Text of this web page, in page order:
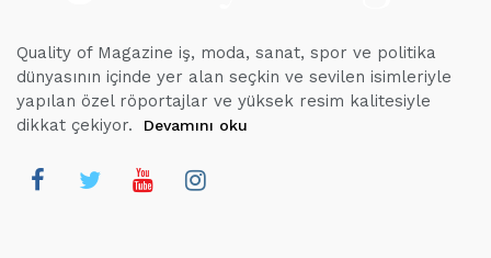
Quality of Magazine iş, moda, sanat, spor ve politika
dünyasının içinde yer alan seçkin ve sevilen isimleriyle
yapılan özel röportajlar ve yüksek resim kalitesiyle
dikkat çekiyor.
Devamını oku